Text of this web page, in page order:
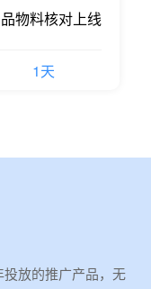
物料核对上线
1天
放的推广产品，无